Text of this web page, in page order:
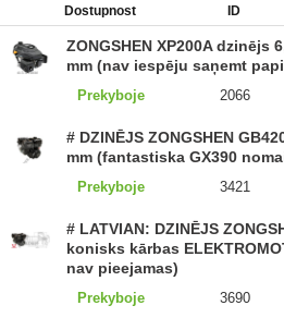
Dostupnost
ID
ZONGSHEN XP200A dzinējs
mm (nav iespēju saņemt
Prekyboje 2066
# DZINĒJS ZONGSHEN
mm (fantastiska GX390
Prekyboje 3421
# LATVIAN: DZINĒJS
konisks kārbas
nav pieejamas)
Prekyboje 3690